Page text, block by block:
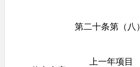
第二十条第（八
上一年项目